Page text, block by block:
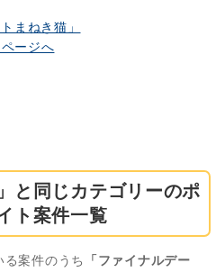
まねき猫」
ージへ
と同じカテゴリーのポ
ト案件一覧
案件のうち
「ファイナルデー